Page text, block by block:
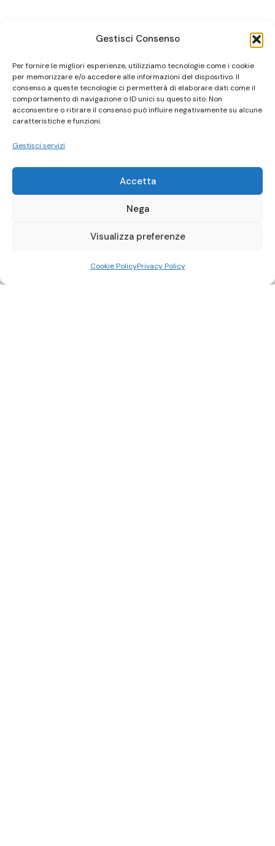
Gestisci Consenso
Per fornire le migliori esperienze, utilizziamo tecnologie come i cookie
per memorizzare e/o accedere alle informazioni del dispositivo. Il
consenso a queste tecnologie ci permetterà di elaborare dati come il
comportamento di navigazione o ID unici su questo sito. Non
acconsentire o ritirare il consenso può influire negativamente su alcune
caratteristiche e funzioni.
Gestisci servizi
Accetta
Nega
Visualizza preferenze
Cookie PolicyPrivacy Policy